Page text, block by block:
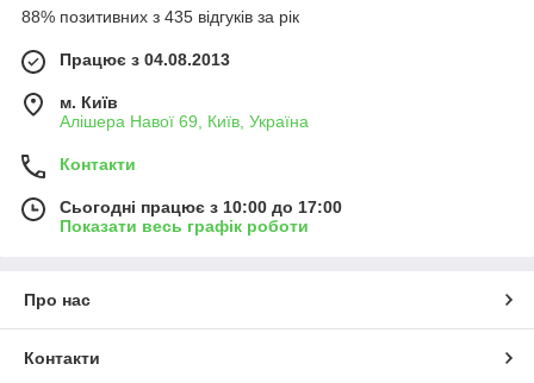
88% позитивних з 435 відгуків за рік
Працює з 04.08.2013
м. Київ
Алішера Навої 69, Київ, Україна
Контакти
Сьогодні працює з 10:00 до 17:00
Показати весь графік роботи
Про нас
Контакти